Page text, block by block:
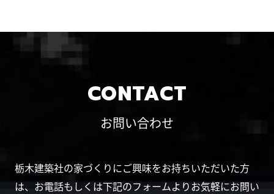
CONTACT
お問い合わせ
栃木建築社の家づくりにご興味をお持ちいただいた方
は、お電話もしくは下記のフォームよりお気軽にお問い